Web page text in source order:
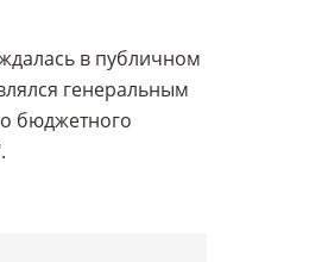
в публичном
генеральным
бюджетного